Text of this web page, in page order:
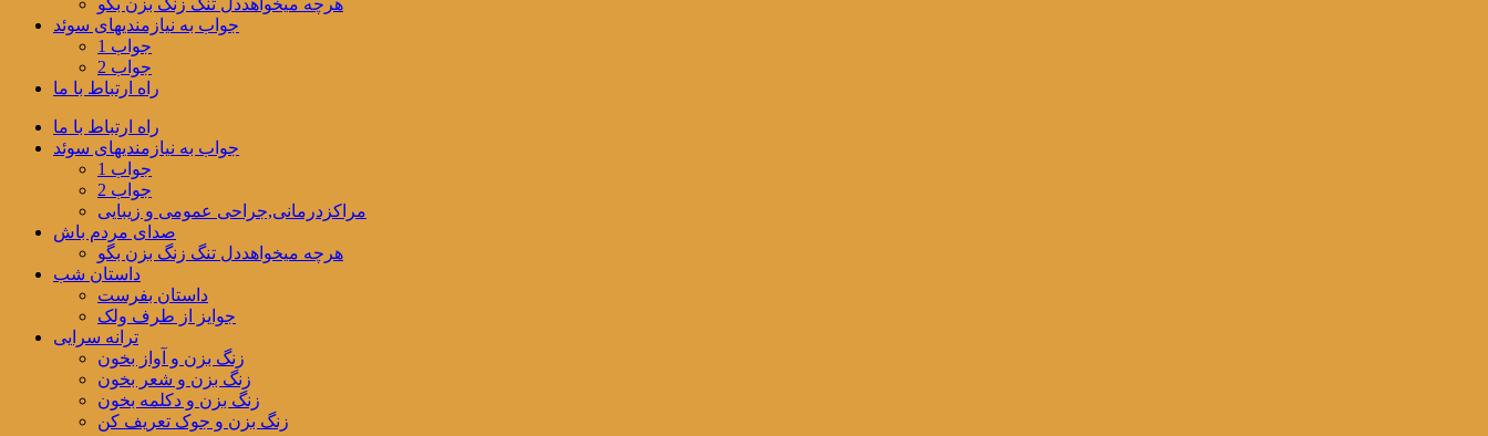
هرچه میخواهددل تنگ زنگ بزن بگو
جواب به نیازمندیهای سوئد
جواب 1
جواب 2
راه ارتباط با ما
راه ارتباط با ما
جواب به نیازمندیهای سوئد
جواب 1
جواب 2
مراکزدرمانی,جراحی عمومی و زیبایی
صدای مردم باش
هرچه میخواهددل تنگ زنگ بزن بگو
داستان شب
داستان بفرست
جوایز از طرف ولک
ترانه سرایی
زنگ بزن و آواز بخون
زنگ بزن و شعر بخون
زنگ بزن و دکلمه بخون
زنگ بزن و جوک تعریف کن